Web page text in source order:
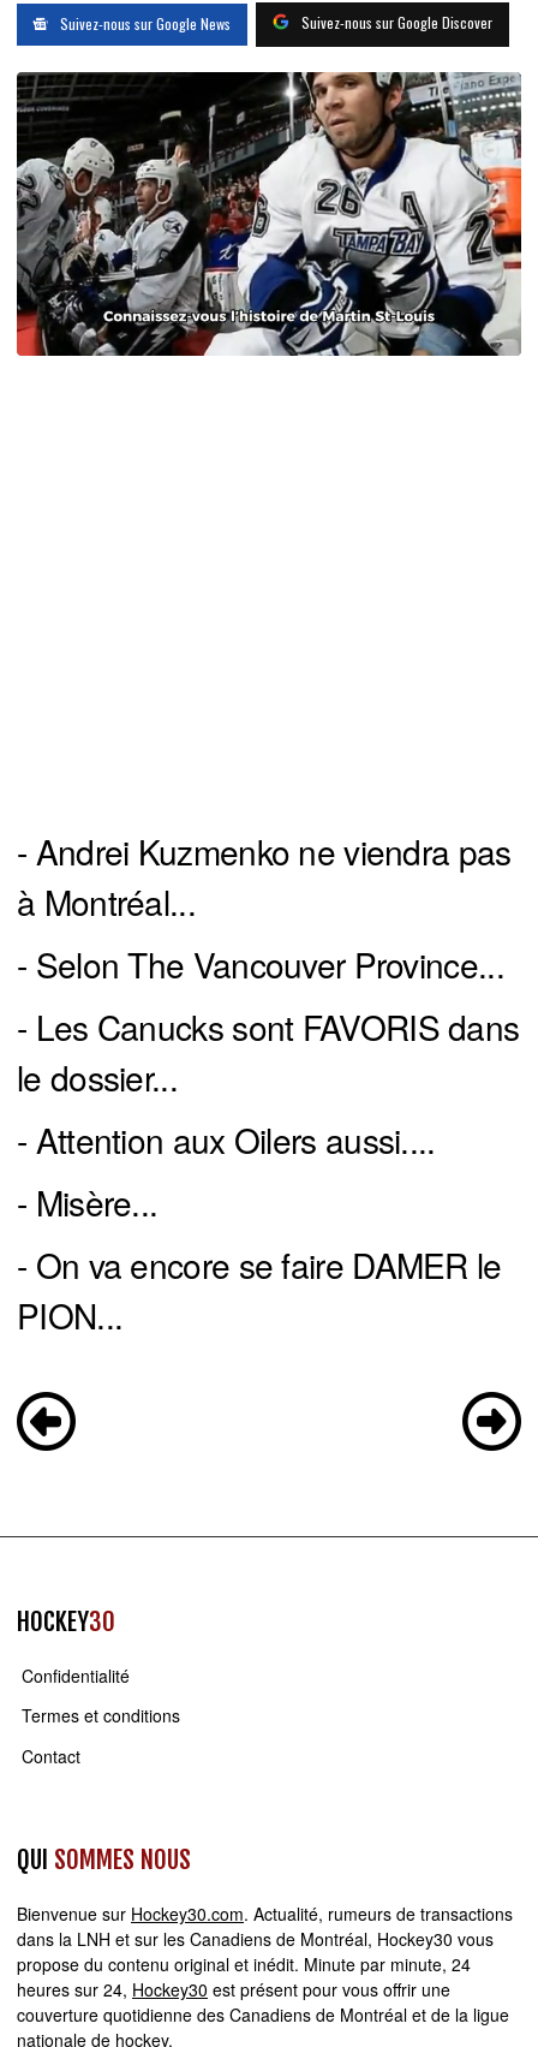
Suivez-nous sur Google News Suivez-nous sur Google Discover
- Andrei Kuzmenko ne viendra pas
à Montréal...
- Selon The Vancouver Province...
- Les Canucks sont FAVORIS dans
le dossier...
- Attention aux Oilers aussi....
- Misère...
- On va encore se faire DAMER le
PION...
HOCKEY30
Confidentialité
Termes et conditions
Contact
QUI SOMMES NOUS
Bienvenue sur Hockey30.com. Actualité, rumeurs de transactions
dans la LNH et sur les Canadiens de Montréal, Hockey30 vous
propose du contenu original et inédit. Minute par minute, 24
heures sur 24, Hockey30 est présent pour vous offrir une
couverture quotidienne des Canadiens de Montréal et de la ligue
nationale de hockey.